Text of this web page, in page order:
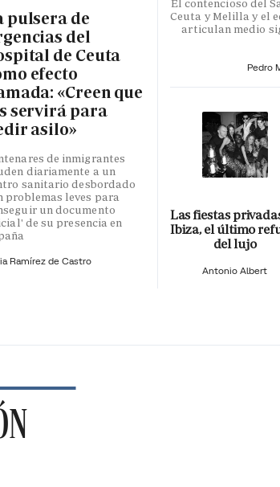
pulsera de
del
de Ceuta
efecto
«Creen que
servirá para
asilo»
de inmigrantes
diariamente a un
sanitario desbordado
problemas leves para
un documento
de su presencia en
Ramírez de Castro
El contencioso del
Ceuta y Melilla y el
articulan medio
Pedro
Las fiestas
Ibiza, el último
del lujo
Antonio Albert